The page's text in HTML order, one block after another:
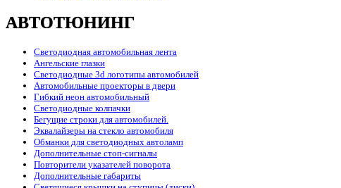
АВТОТЮНИНГ
Светодиодная автомобильная лента
Ангельские глазки
Светодиодные 3d логотипы автомобилей
Автомобильные проекторы в двери
Гибкий неон автомобильный
Светодиодные колпачки
Бегущие строки для автомобилей.
Эквалайзеры на стекло автомобиля
Обманки для светодиодных автоламп
Дополнительные стоп-сигналы
Повторители указателей поворота
Дополнительные габариты